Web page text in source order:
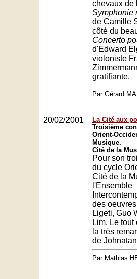
chevaux de
Symphonie
de Camille
côté du
Concerto
d'Edward
violoniste
gratifiante.
Par Gérard
20/02/2001
La Cité aux
Troisième
Orient-
Musique.
Cité de la
Pour son
du cycle
Cité de la
l'Ensemble
des
Ligeti, Guo
Lim. Le
la très
de
Par Mathias